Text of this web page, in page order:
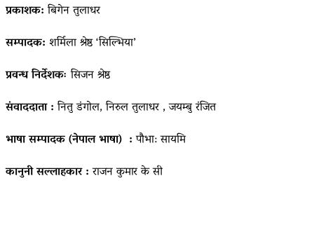
प्रकाशक:बिगेन तुलाधर
सम्पादक: शर्मिला श्रेष्ठ ‘सिल्भिया’
प्रवन्ध निर्देशकःसिजन श्रेष्ठ
संवाददाता :नितु डंगोल, निरुल तुलाधर , जयम्बु रंजित
भाषा सम्पादक (नेपाल भाषा) :पौभा: सायमि
कानुनी सल्लाहकार :राजन कुमार के सी